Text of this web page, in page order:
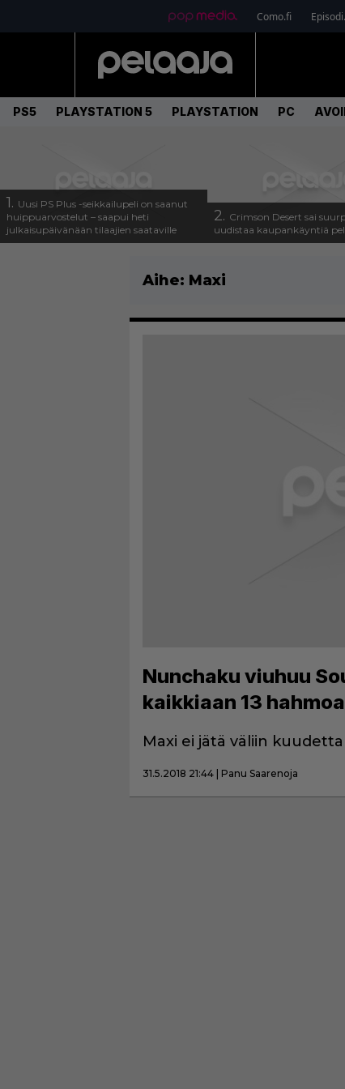
Como.fi
PS5 PLAYSTATION 5 PLAYSTATION PC
1. Uusi PS Plus -seikkailupeli on saanut
huippuarvostelut – saapui heti
julkaisupäivänään tilaajien saataville
2. Crimson Desert sai
uudistaa kaupankäyntiä
Aihe: Maxi
Nunchaku viuhuu
kaikkiaan 13
Maxi ei jätä väliin
31.5.2018 21:44 | Panu Saarenoja